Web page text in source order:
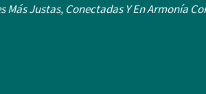
Más Justas, Conectadas Y En Armonía